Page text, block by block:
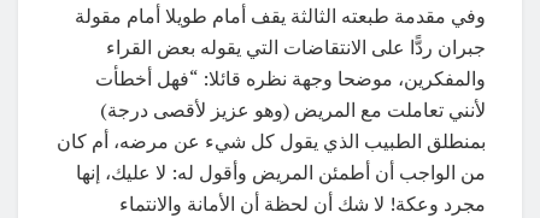
وفي مقدمة طبعته الثالثة يقف أمام طويلا أمام مقولة
جبران ردًّا على الانتقاضات التي يقوله بعض القراء
والمفكرين، موضحا وجهة نظره قائلا: “فهل أخطأت
لأنني تعاملت مع المريض (وهو عزيز لأقصى درجة)
بمنطلق الطبيب الذي يقول كل شيء عن مرضه، أم كان
من الواجب أن أطمئن المريض وأقول له: لا عليك، إنها
مجرد وعكة! لا شك أن لحظة أن الأمانة والانتماء